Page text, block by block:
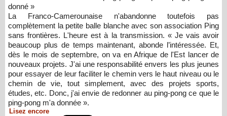
donné »
La Franco-Camerounaise n'abandonne toutefois pas
complètement la petite balle blanche avec son association Ping
sans frontières. L'heure est à la transmission. « Je vais avoir
beaucoup plus de temps maintenant, abonde l’intéressée. Et,
dès le mois de septembre, on va en Afrique de l'Est lancer de
nouveaux projets. J'ai une responsabilité envers les plus jeunes
pour essayer de leur faciliter le chemin vers le haut niveau ou le
chemin de vie, tout simplement, avec des projets sports,
études, etc. Donc, j'ai envie de redonner au ping-pong ce que le
ping-pong m'a donnée ».
Lisez encore